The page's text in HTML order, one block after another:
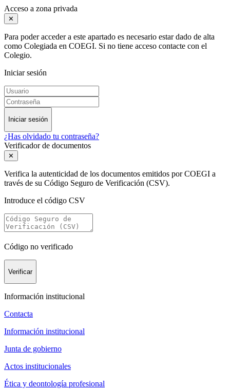
Acceso a zona privada
✕
Para poder acceder a este apartado es necesario estar dado de alta
como Colegiada en COEGI. Si no tiene acceso contacte con el
Colegio.
Iniciar sesión
Iniciar sesión
¿Has olvidado tu contraseña?
Verificador de documentos
✕
Verifica la autenticidad de los documentos emitidos por COEGI a
través de su Código Seguro de Verificación (CSV).
Introduce el código CSV
Código no verificado
Verificar
Información institucional
Contacta
Información institucional
Junta de gobierno
Actos institucionales
Ética y deontología profesional